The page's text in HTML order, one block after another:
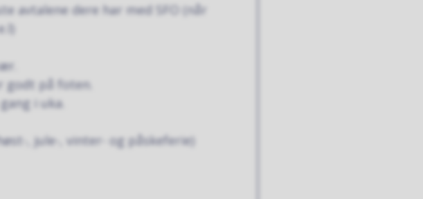
avtalene dere har med SFO (når
godt på foten.
i uka.
, jule-, vinter- og påskeferie)